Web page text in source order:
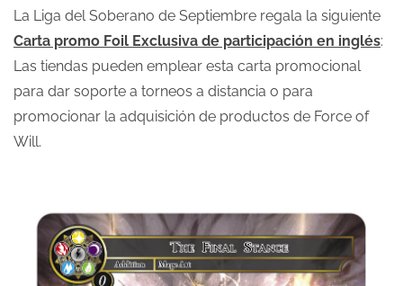
La Liga del Soberano de Septiembre regala la siguiente
Carta promo Foil Exclusiva de participación en inglés:
Las tiendas pueden emplear esta carta promocional
para dar soporte a torneos a distancia o para
promocionar la adquisición de productos de Force of
Will.